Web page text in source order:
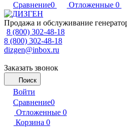
Сравнение0 Отложенные 0
Продажа и обслуживание
8 (800) 302-48-18
8 (800) 302-48-18
dizgen@inbox.ru
Заказать звонок
Поиск
Войти
Сравнение0
Отложенные 0
Корзина 0